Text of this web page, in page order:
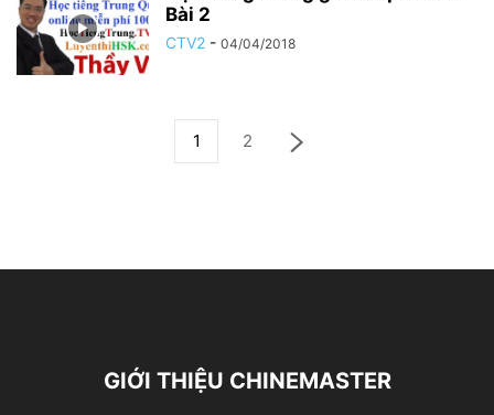
Bài 2
CTV2 - 04/04/2018
1 2
GIỚI THIỆU CHINEMASTER